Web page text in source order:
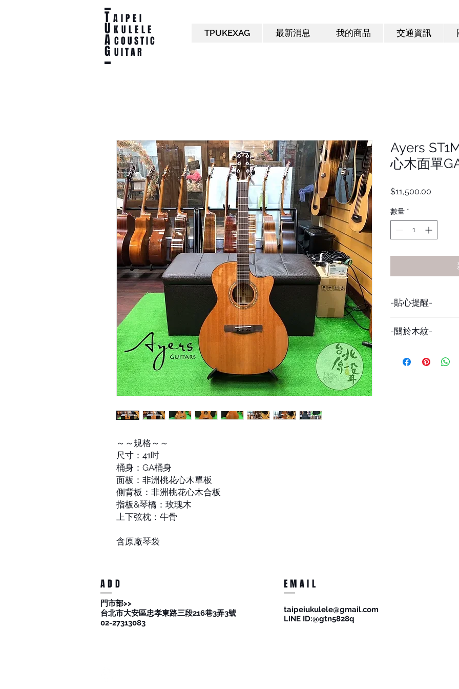
TAIPEI
UKULELE
A C O U S T I C
G U I T A R
TPUKEXAG 最新消息 我的商品 交通資訊
～～規格～～
尺寸：41吋
桶身：GA桶身
面板：非洲桃花心木單板
側背板：非洲桃花心木合板
指板&琴橋：玫瑰木
上下弦枕：牛骨
含原廠琴袋
Ayers
心木面單
$11,500.00
數量 *
-貼心提醒-
下標前請詢問貨量，
-關於木紋-
在意者，可私訊看現
ADD
​門市部>>
台北市大安區忠孝東路三段216巷3弄3號
02-27313083
EMAIL
taipeiukulele@gmail.com
​LINE ID:@gtn5828q